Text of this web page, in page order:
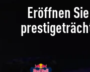
Eröffnen